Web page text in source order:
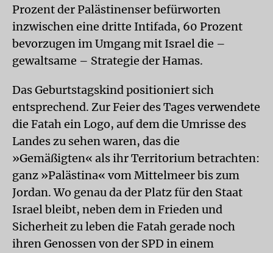
Prozent der Palästinenser befürworten
inzwischen eine dritte Intifada, 60 Prozent
bevorzugen im Umgang mit Israel die –
gewaltsame – Strategie der Hamas.
Das Geburtstagskind positioniert sich
entsprechend. Zur Feier des Tages verwendete
die Fatah ein Logo, auf dem die Umrisse des
Landes zu sehen waren, das die
»Gemäßigten« als ihr Territorium betrachten:
ganz »Palästina« vom Mittelmeer bis zum
Jordan. Wo genau da der Platz für den Staat
Israel bleibt, neben dem in Frieden und
Sicherheit zu leben die Fatah gerade noch
ihren Genossen von der SPD in einem